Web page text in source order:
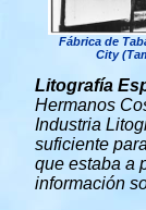
Fábrica de
City
Litografía
Hermanos
Industria
suficiente
que estaba a
información